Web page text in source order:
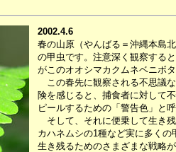
2002.4.6
春の山原（やんばる＝沖縄本島
の甲虫です。注意深く観察する
がこのオオシマカクムネベニボタ
この春先に観察される不思議
険を感じると、捕食者に対して
ピールするための「警告色」と
そして、それに便乗して生き
カハネムシの1種など実に多く
生き残るためのさまざまな戦略